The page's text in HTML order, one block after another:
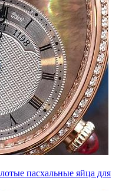
пасхальные яйца для